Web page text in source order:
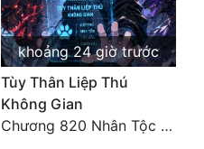
khoảng 24 giờ trước
Tùy Thân Liệp Thú
Không Gian
Chương 820 Nhân Tộc có thiên kiêu